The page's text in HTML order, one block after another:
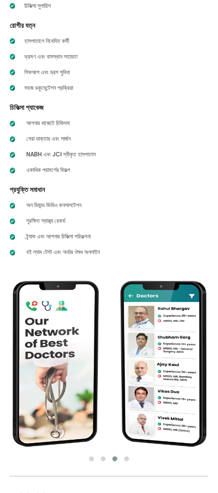
চিকিত্সা সুপারিশ
রোগীর যত্ন
হাসপাতালে নিবেদিত কর্মী
ভ্রমণ এবং বাসস্থান সহায়তা
পিকআপ এবং ড্রপ সুবিধা
সহজ ডকুমেন্টেশন প্রক্রিয়া
চিকিত্সা প্যাকেজ
আপনার বাজেটে চিকিৎসা
সেরা ডাক্তার এবং সার্জন
NABH এবং JCI স্বীকৃত হাসপাতাল
একাধিক পরামর্শের বিকল্প
প্রযুক্তি সমাধান
অন ডিমান্ড ভিডিও কনসালটেশন
সুরক্ষিত স্বাস্থ্য রেকর্ড
ট্র্যাক এবং আপনার চিকিত্সা পরিকল্পনা
বই ল্যাব টেস্ট এবং অর্ডার ঔষধ অনলাইন